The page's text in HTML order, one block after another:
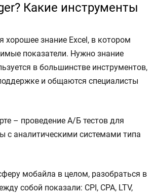
Какие инструменты
хорошее знание Excel, в котором
показатели. Нужно знание
в большинстве инструментов,
и общаются специалисты
– проведение А/Б тестов для
с аналитическими системами типа
мобайла в целом, разобраться в
собой показали: CPI, CPA, LTV,